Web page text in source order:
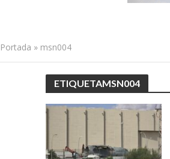
Portada » msn004
ETIQUETAMSN004